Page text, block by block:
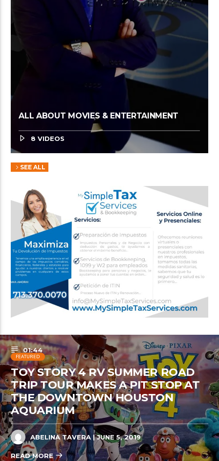
ALL ABOUT MOVIES & ENTERTAINMENT
8 VIDEOS
SEE ALL
01:44
FEATURED
TOY STORY 4 RV SUMMER ROAD
TRIP TOUR MAKES A PIT STOP AT
THE DOWNTOWN HOUSTON
AQUARIUM
ABELINA TAVERA| JUNE 5, 2019
READ MORE